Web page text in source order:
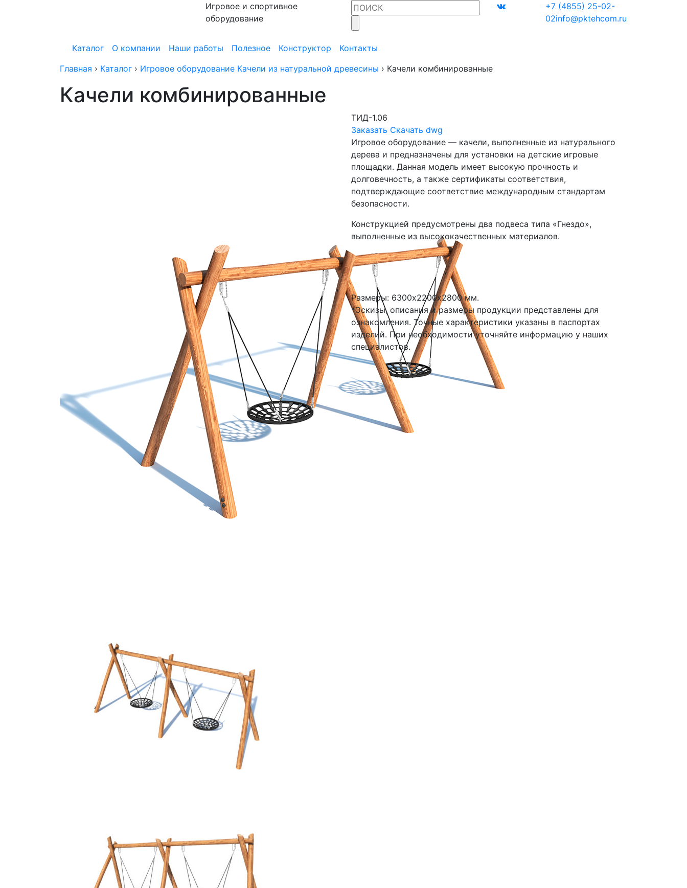
Игровое и спортивное
оборудование
+7 (4855) 25-02-
02info@pktehcom.ru
Каталог О компании Наши работы Полезное Конструктор
Контакты
Главная › Каталог › Игровое оборудование Качели из натуральной древесины › Качели комбинированные
Качели комбинированные
ТИД-1.06
Заказать Скачать dwg
Игровое оборудование — качели, выполненные из натурального
дерева и предназначены для установки на детские игровые
площадки. Данная модель имеет высокую прочность и
долговечность, а также сертификаты соответствия,
подтверждающие соответствие международным стандартам
безопасности.
Конструкцией предусмотрены два подвеса типа «Гнездо»,
выполненные из высококачественных материалов.
Размеры: 6300х2200х2800 мм.
*Эскизы, описания и размеры продукции представлены для
ознакомления. Точные характеристики указаны в паспортах
изделий. При необходимости уточняйте информацию у наших
специалистов.